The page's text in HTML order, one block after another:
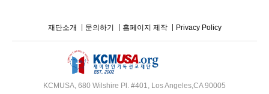
재단소개 문의하기 홈페이지 제작 Privacy Policy
KCMUSA, 680 Wilshire Pl. #401, Los Angeles,CA 90005